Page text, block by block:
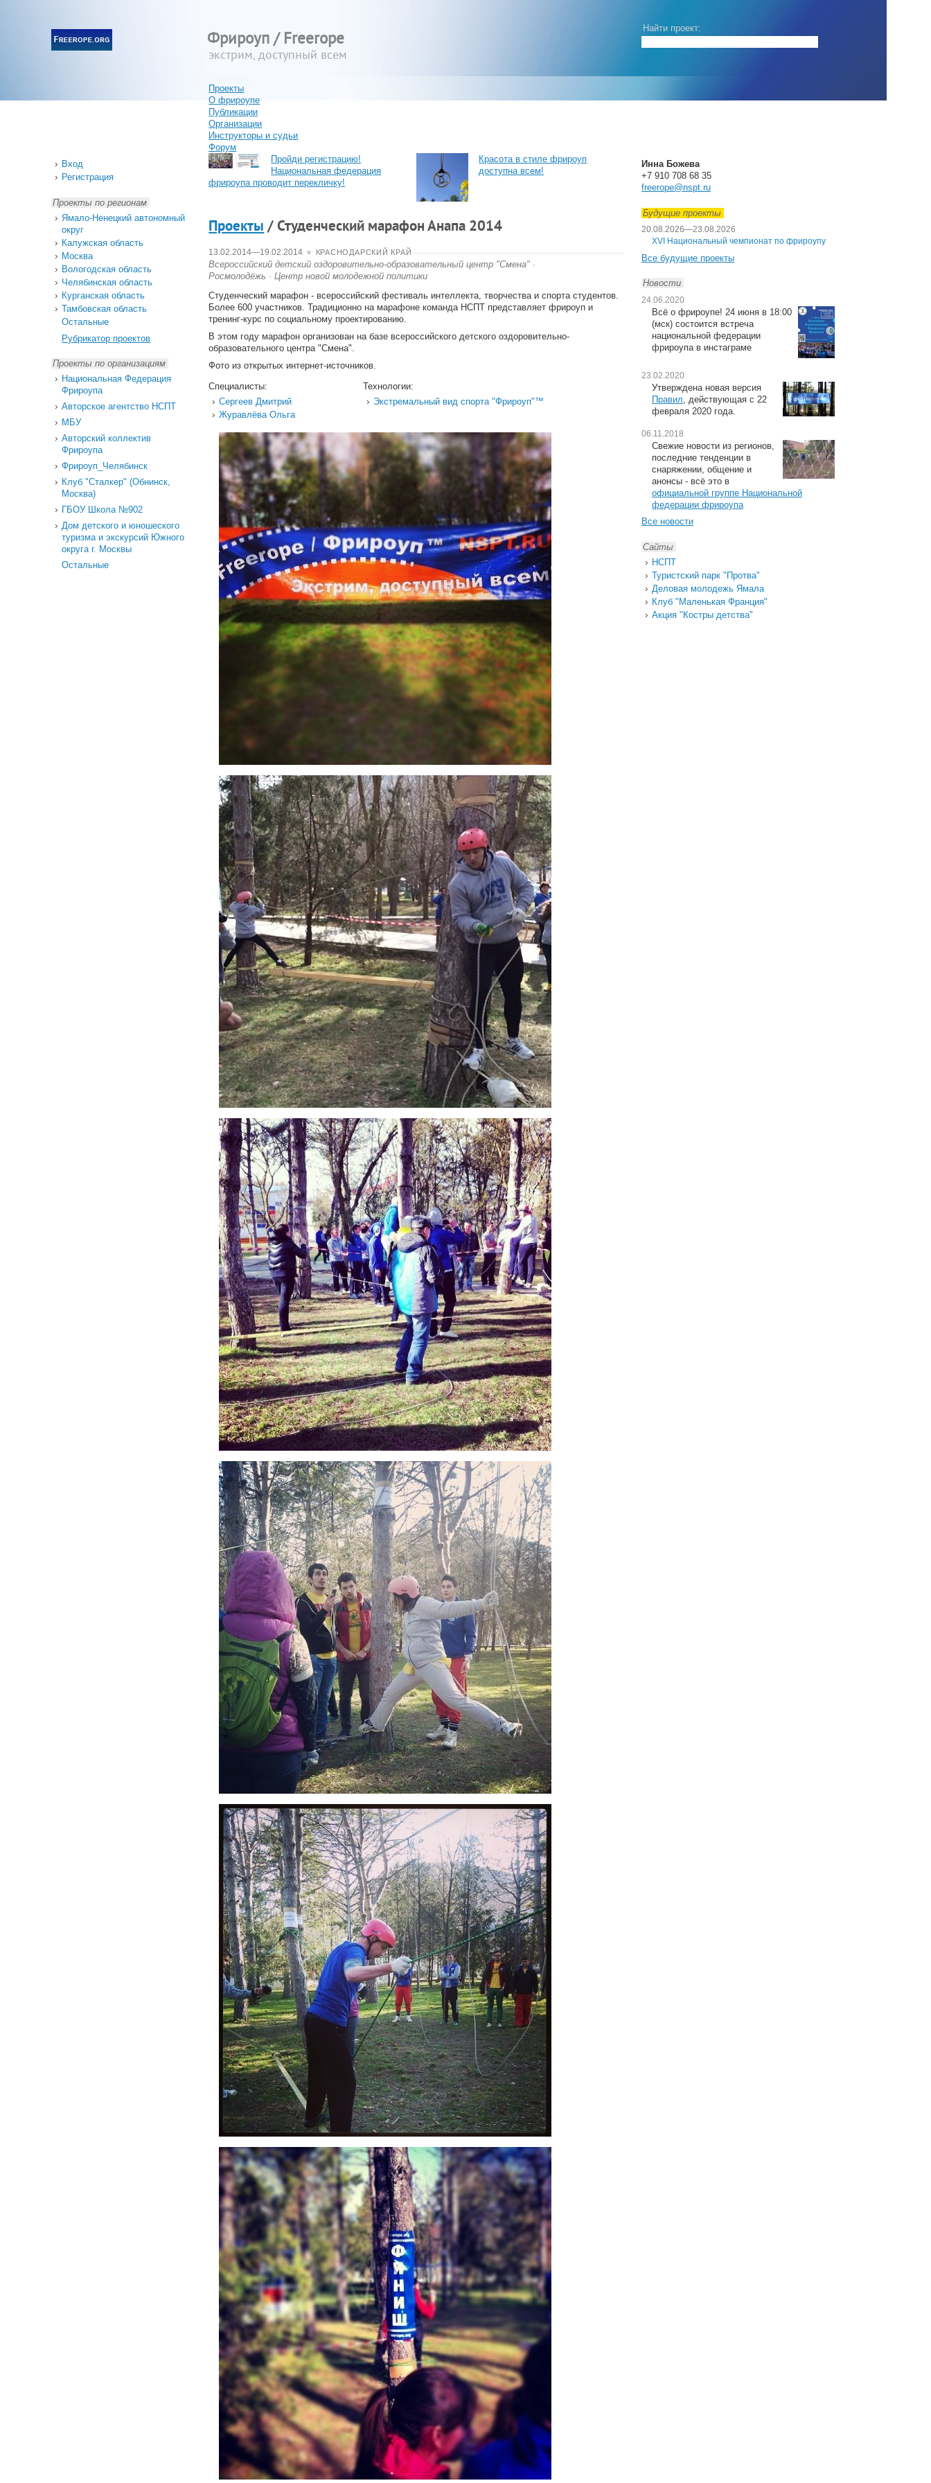
Фрироуп / Freerope
экстрим, доступный всем
Найти проект:
Проекты
О фрироупе
Публикации
Организации
Инструкторы и судьи
Форум
Вход
Регистрация
Проекты по регионам
Ямало-Ненецкий автономный
округ
Калужская область
Москва
Вологодская область
Челябинская область
Курганская область
Тамбовская область
Остальные
Рубрикатор проектов
Проекты по организациям
Национальная Федерация
Фрироупа
Авторское агентство НСПТ
МБУ
Авторский коллектив
Фрироупа
Фрироуп_Челябинск
Клуб "Сталкер" (Обнинск,
Москва)
ГБОУ Школа №902
Дом детского и юношеского
туризма и экскурсий Южного
округа г. Москвы
Остальные
Пройди регистрацию!
Национальная федерация
фрироупа проводит перекличку!
Красота в стиле фрироуп
доступна всем!
Проекты/ Студенческий марафон Анапа 2014
13.02.2014—19.02.2014 ★ КРАСНОДАРСКИЙ КРАЙ
Всероссийский детский оздоровительно-образовательный центр "Смена" ·
Росмолодёжь ·Центр новой молодежной политики
Студенческий марафон - всероссийский фестиваль интеллекта, творчества и спорта студентов.
Более 600 участников. Традиционно на марафоне команда НСПТ представляет фрироуп и
тренинг-курс по социальному проектированию.
В этом году марафон организован на базе всероссийского детского оздоровительно-
образовательного центра "Смена".
Фото из открытых интернет-источников.
Специалисты:
Сергеев Дмитрий
Журавлёва Ольга
Технологии:
Экстремальный вид спорта "Фрироуп"™
Инна Божева
+7 910 708 68 35
freerope@nspt.ru
Будущие проекты
20.08.2026—23.08.2026
XVI Национальный чемпионат по фрироупу
Все будущие проекты
Новости
24.06.2020
Всё о фрироупе! 24 июня в 18:00
(мск) состоится встреча
национальной федерации
фрироупа в инстаграме
23.02.2020
Утверждена новая версия
Правил, действующая с 22
февраля 2020 года.
06.11.2018
Свежие новости из регионов,
последние тенденции в
снаряжении, общение и
анонсы - всё это в
официальной группе Национальной
федерации фрироупа
Все новости
Сайты
НСПТ
Туристский парк "Протва"
Деловая молодежь Ямала
Клуб "Маленькая Франция"
Акция "Костры детства"